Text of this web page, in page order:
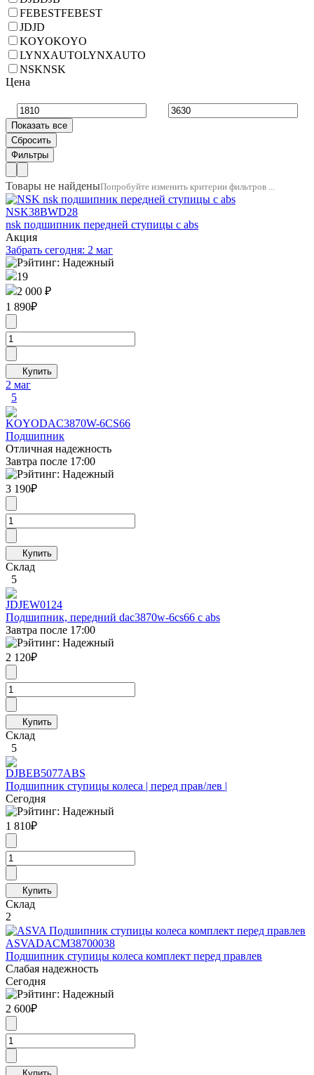
FEBESTFEBEST
JDJD
KOYOKOYO
LYNXAUTOLYNXAUTO
NSKNSK
Цена
Товары не найденыПопробуйте изменить критерии фильтров ...
NSK38BWD28
nsk подшипник передней ступицы с abs
Акция
Забрать сегодня: 2 маг
19
2 000 ₽
1 890₽
2 маг
5
KOYODAC3870W-6CS66
Подшипник
Отличная надежность
Завтра после 17:00
3 190₽
Склад
5
JDJEW0124
Подшипник, передний dac3870w-6cs66 с abs
Завтра после 17:00
2 120₽
Склад
5
DJBEB5077ABS
Подшипник ступицы колеса | перед прав/лев |
Сегодня
1 810₽
Склад
2
ASVADACM38700038
Подшипник ступицы колеса комплект перед правлев
Слабая надежность
Сегодня
2 600₽